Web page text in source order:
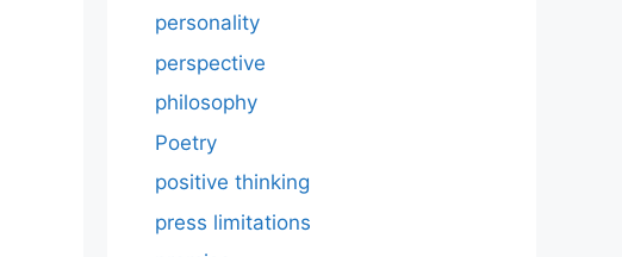
personality
perspective
philosophy
Poetry
positive thinking
press limitations